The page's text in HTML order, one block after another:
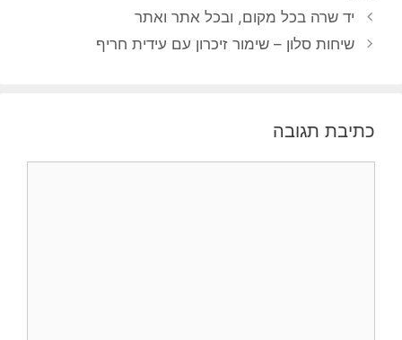
יד שרה בכל מקום, ובכל אתר ואתר
שיחות סלון – שימור זיכרון עם עידית חריף
כתיבת תגובה